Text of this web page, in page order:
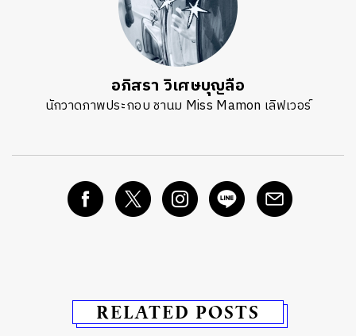
อภิสรา วิเศษบุญลือ
นักวาดภาพประกอบ ชานม Miss Mamon เลิฟเวอร์
RELATED POSTS